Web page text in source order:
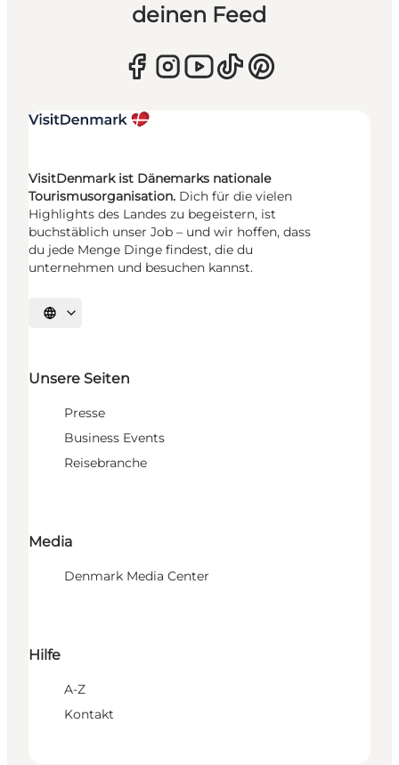
deinen Feed
VisitDenmark ist Dänemarks nationale
Tourismusorganisation. Dich für die vielen
Highlights des Landes zu begeistern, ist
buchstäblich unser Job – und wir hoffen, dass
du jede Menge Dinge findest, die du
unternehmen und besuchen kannst.
Sprache auswählen
Unsere Seiten
Presse
Business Events
Reisebranche
Media
Denmark Media Center
Hilfe
A-Z
Kontakt